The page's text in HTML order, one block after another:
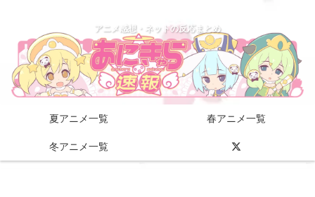
アニメ感想・ネットの反応まとめ
夏アニメ一覧 春アニメ一覧
冬アニメ一覧